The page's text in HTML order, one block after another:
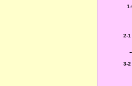
2-
3-